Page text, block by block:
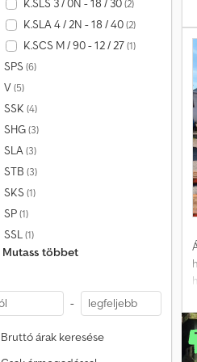
K.SLS 3 / 0N - 18 / 30(2)
K.SLA 4 / 2N - 18 / 40(2)
K.SCS M / 90 - 12 / 27(1)
SPS (6)
V(5)
SSK (4)
SHG(3)
SLA(3)
STB (3)
SKS (1)
SP(1)
SSL(1)
Mutass többet
-
Bruttó árak keresése